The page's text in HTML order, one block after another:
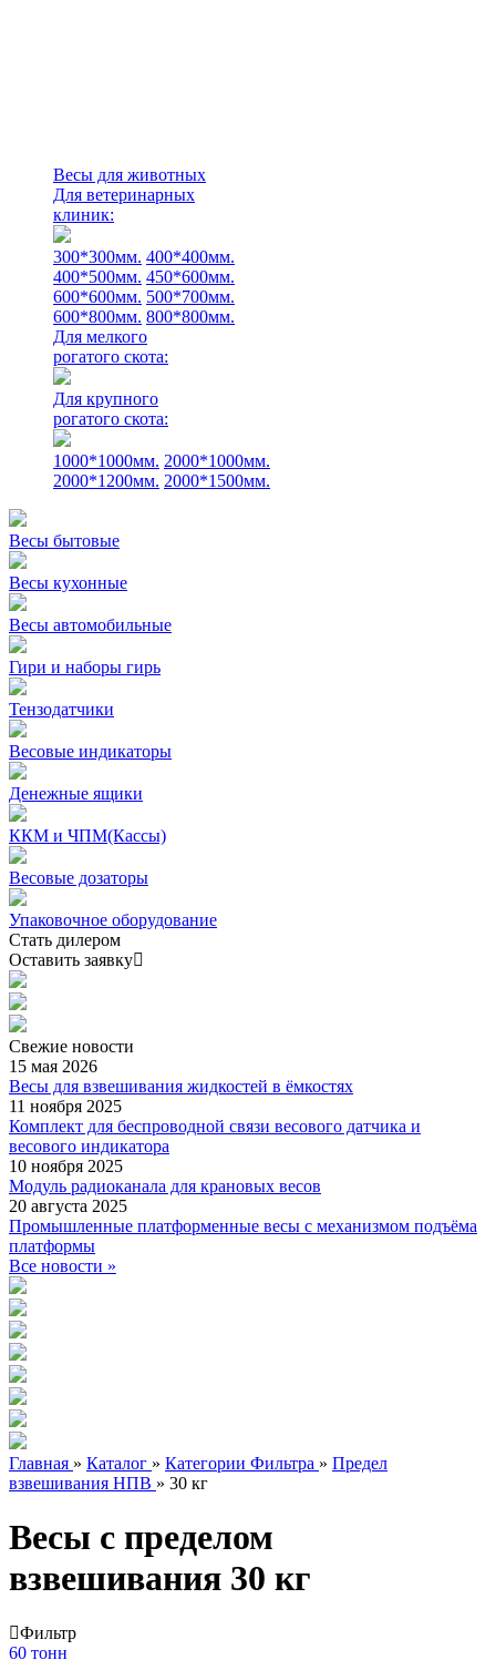
Весы для животных
Для ветеринарных
клиник:
300*300мм. 400*400мм.
400*500мм. 450*600мм.
600*600мм. 500*700мм.
600*800мм. 800*800мм.
Для мелкого
рогатого скота:
Для крупного
рогатого скота:
1000*1000мм. 2000*1000мм.
2000*1200мм. 2000*1500мм.
Весы бытовые
Весы кухонные
Весы автомобильные
Гири и наборы гирь
Тензодатчики
Весовые индикаторы
Денежные ящики
ККМ и ЧПМ(Кассы)
Весовые дозаторы
Упаковочное оборудование
Стать дилером
Оставить заявку
Свежие новости
15 мая 2026
Весы для взвешивания жидкостей в ёмкостях
11 ноября 2025
Комплект для беспроводной связи весового датчика и
весового индикатора
10 ноября 2025
Модуль радиоканала для крановых весов
20 августа 2025
Промышленные платформенные весы с механизмом подъёма
платформы
Все новости »
Главная » Каталог » Категории Фильтра » Предел
взвешивания НПВ » 30 кг
Весы с пределом
взвешивания 30 кг
Фильтр
60 тонн